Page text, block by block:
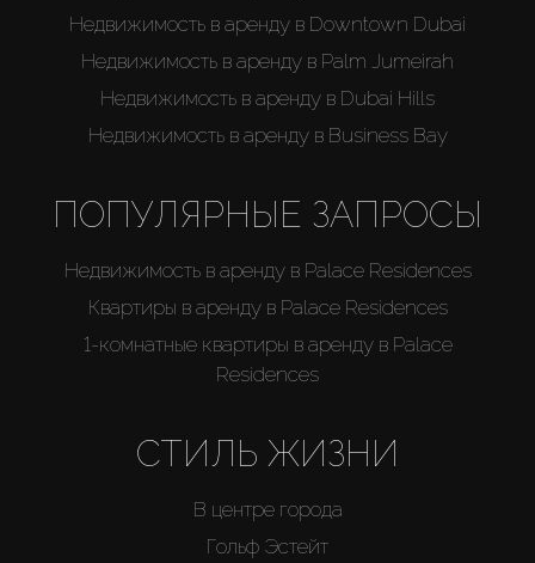
Недвижимость в аренду в Downtown Dubai
Недвижимость в аренду в Palm Jumeirah
Недвижимость в аренду в Dubai Hills
Недвижимость в аренду в Business Bay
ПОПУЛЯРНЫЕ ЗАПРОСЫ
Недвижимость в аренду в Palace Residences
Квартиры в аренду в Palace Residences
1-комнатные квартиры в аренду в Palace
Residences
СТИЛЬ ЖИЗНИ
В центре города
Гольф Эстейт